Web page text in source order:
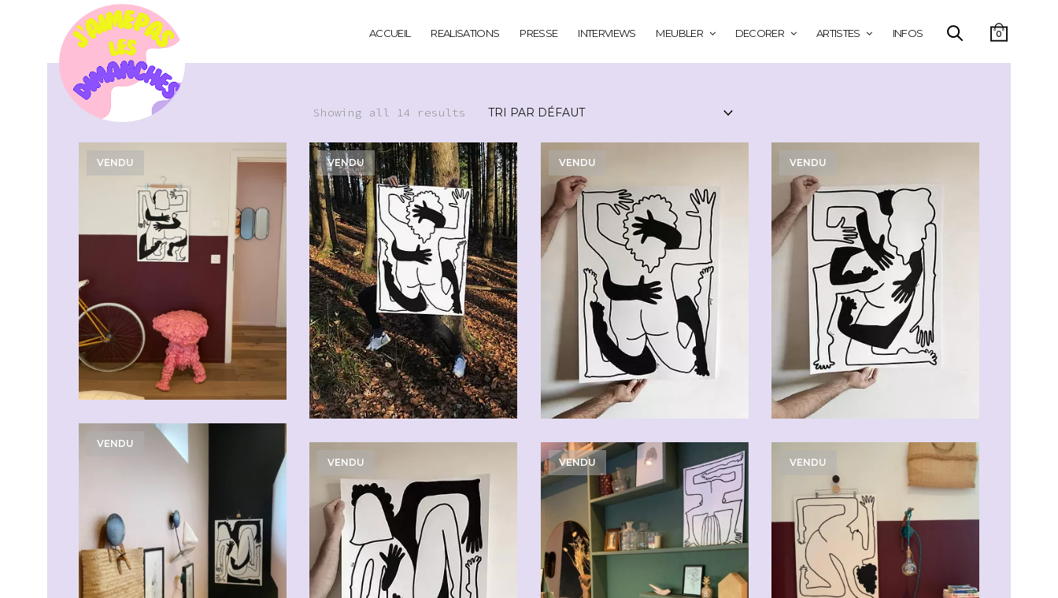
ACCUEIL REALISATIONS PRESSE INTERVIEWS MEUBLER DECORER ARTISTES INFOS 0
Showing all 14 results
VENDU VENDU VENDU VENDU
VENDU
VENDU
VENDU VENDU